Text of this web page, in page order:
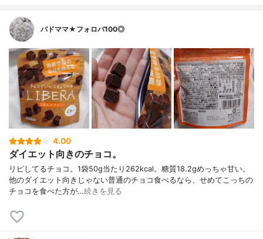
バドママ★フォロバ100◎
4.00
ダイエット向きのチョコ。
リピしてるチョコ。1袋50g当たり262kcal。糖質18.2gめっちゃ甘い。
他のダイエット向きじゃない普通のチョコ食べるなら、せめてこっちの
チョコを食べた方が…続きを見る